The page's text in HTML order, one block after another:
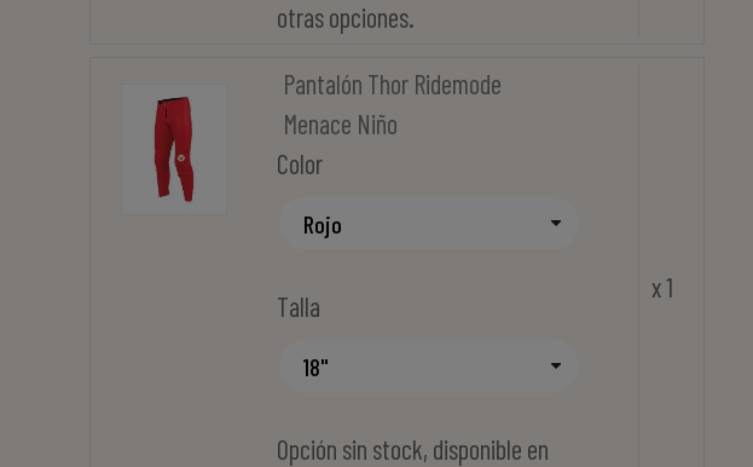
otras opciones.
Pantalón Thor Ridemode
Menace Niño
Color
Talla
Opción sin stock, disponible en
x 1